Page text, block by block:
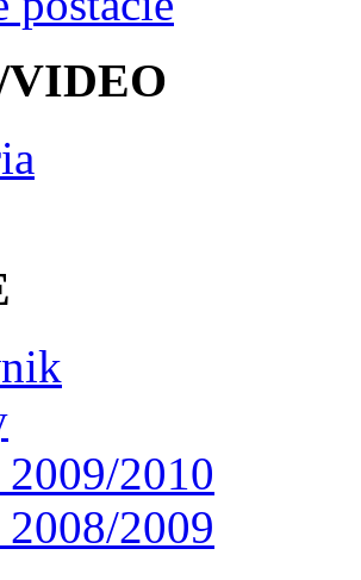
2009/2010
2008/2009